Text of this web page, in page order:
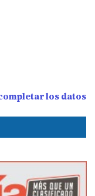
los datos